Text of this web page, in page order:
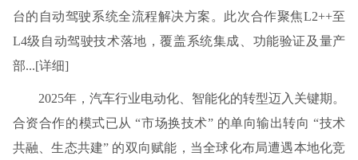
台的自动驾驶系统全流程解决方案。此次合作聚焦L2++至
L4级自动驾驶技术落地，覆盖系统集成、功能验证及量产
部...[详细]
2025年，汽车行业电动化、智能化的转型迈入关键期。
合资合作的模式已从 “市场换技术” 的单向输出转向 “技术
共融、生态共建” 的双向赋能，当全球化布局遭遇本地化竞